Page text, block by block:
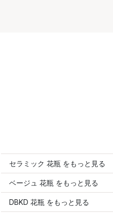
セラミック 花瓶 をもっと見る
ベージュ 花瓶 をもっと見る
DBKD 花瓶 をもっと見る